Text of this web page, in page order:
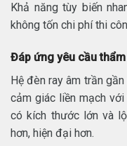
Khả năng tùy biến
không tốn chi phí thi
Đáp ứng yêu cầu
Hệ đèn ray âm trần
cảm giác liền mạch với
có kích thước lớn và
hơn, hiện đại hơn.